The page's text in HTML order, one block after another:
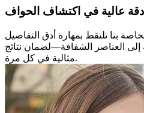
دقة عالية في اكتشاف الحواف
بنا تلتقط بمهارة أدق التفاصيل
العناصر الشفافة—لضمان نتائج
مثالية في كل مرة.